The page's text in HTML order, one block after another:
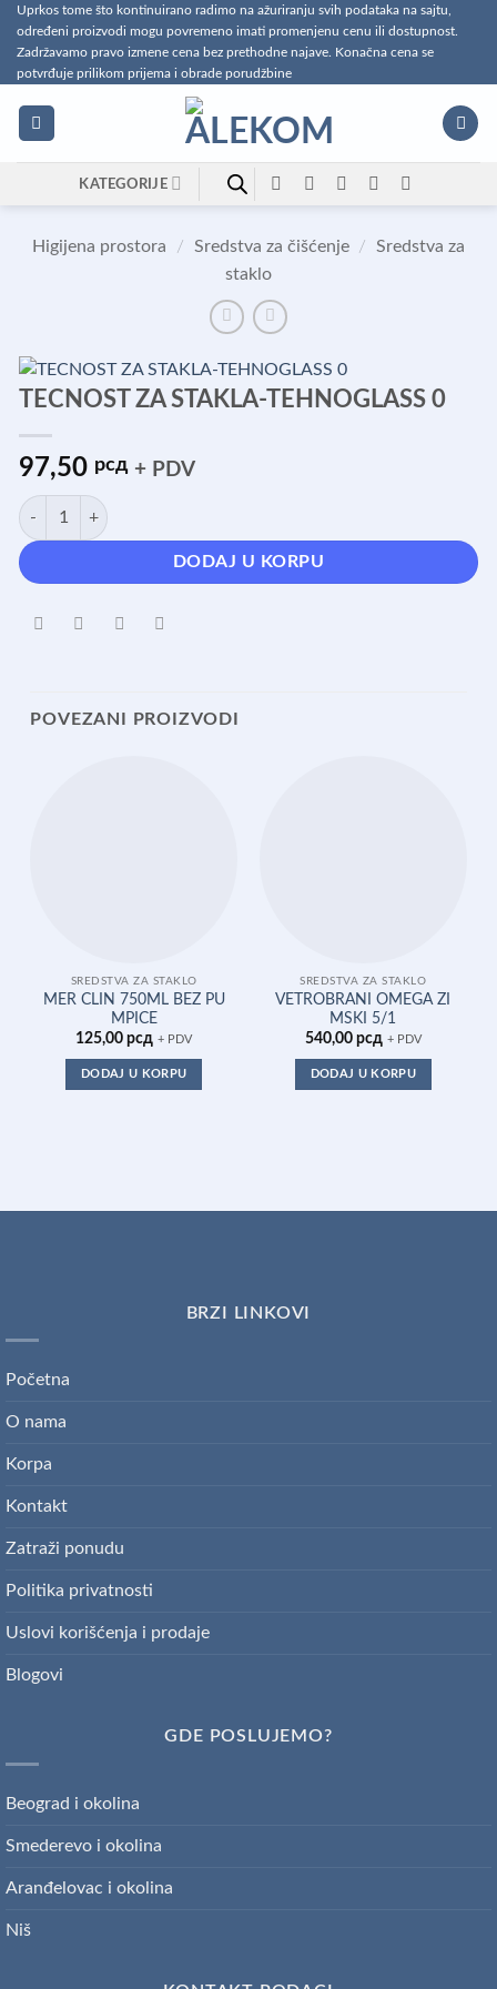
Preskoči
na
sadržaj
Uprkos tome što kontinuirano radimo na ažuriranju svih podataka na sajtu,
određeni proizvodi mogu povremeno imati promenjenu cenu ili dostupnost.
Zadržavamo pravo izmene cena bez prethodne najave. Konačna cena se
potvrđuje prilikom prijema i obrade porudžbine
KATEGORIJE
Higijena prostora / Sredstva za čišćenje /
Sredstva za
staklo
TECNOST ZA STAKLA-TEHNOGLASS 0
97,50 рсд + PDV
TECNOST ZA STAKLA-TEHNOGLASS 0 količina
DODAJ U KORPU
POVEZANI PROIZVODI
SREDSTVA ZA STAKLO
MER CLIN 750ML BEZ PU
MPICE
125,00рсд + PDV
DODAJ U KORPU
SREDSTVA ZA STAKLO
VETROBRANI OMEGA ZI
MSKI 5/1
540,00 рсд + PDV
DODAJ U KORPU
BRZI LINKOVI
Početna
O nama
Korpa
Kontakt
Zatraži ponudu
Politika privatnosti
Uslovi korišćenja i prodaje
Blogovi
GDE POSLUJEMO?
Beograd i okolina
Smederevo i okolina
Aranđelovac i okolina
Niš